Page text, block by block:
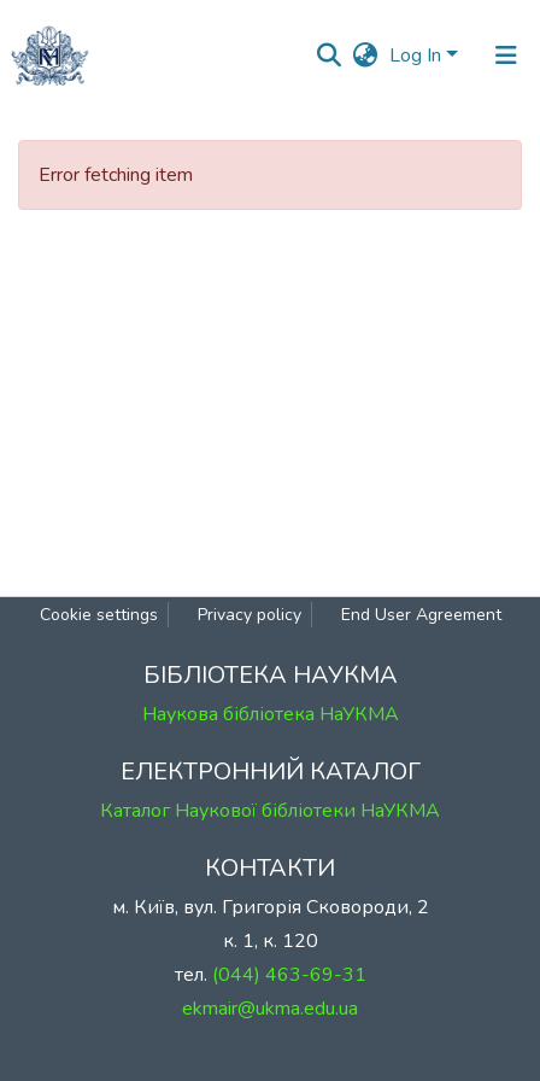
Log In
Communities
Error fetching item
Cookie settings Privacy policy End User Agreement
БІБЛІОТЕКА НАУКМА
Наукова бібліотека НаУКМА
ЕЛЕКТРОННИЙ КАТАЛОГ
Каталог Наукової бібліотеки НаУКМА
КОНТАКТИ
м. Київ, вул. Григорія Сковороди, 2
к. 1, к. 120
тел. (044) 463-69-31
ekmair@ukma.edu.ua